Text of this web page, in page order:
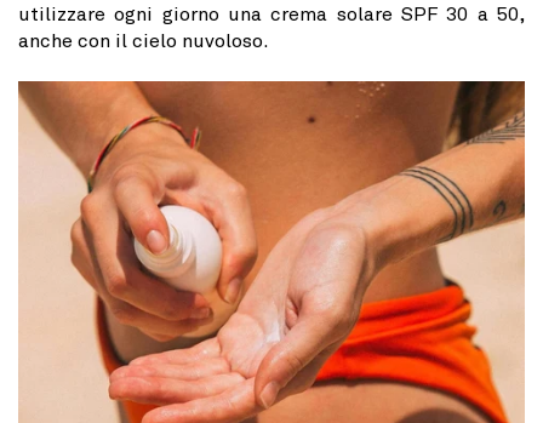
utilizzare ogni giorno una crema solare SPF 30 a 50,
anche con il cielo nuvoloso.